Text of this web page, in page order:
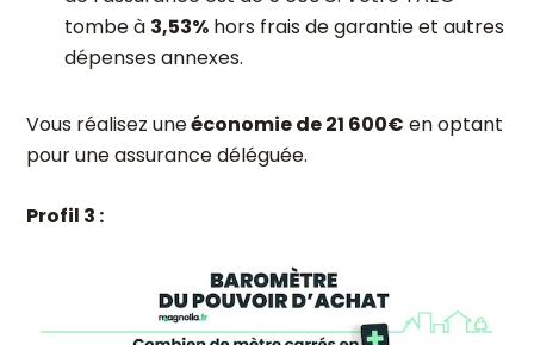
tombe à 3,53% hors frais de garantie et autres
dépenses annexes.
Vous réalisez uneéconomie de 21 600€ en optant
pour une assurance déléguée.
Profil 3 :